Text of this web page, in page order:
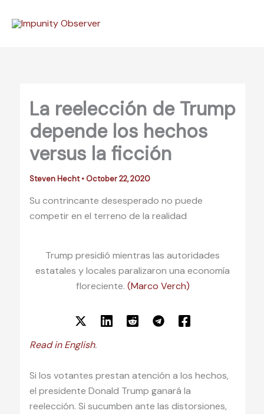
La reelección de Trump
depende los hechos
versus la ficción
Steven Hecht•October 22, 2020
Su contrincante desesperado no puede
competir en el terreno de la realidad
Trump presidió mientras las autoridades
estatales y locales paralizaron una economía
floreciente. (Marco Verch)
Read in English.
Si los votantes prestan atención a los hechos,
el presidente Donald Trump ganará la
reelección. Si sucumben ante las distorsiones,